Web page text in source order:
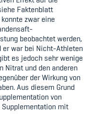
Faktenblatt
zwar eine
beobachtet werden,
er war bei Nicht-Athleten
es jedoch sehr wenige
Nitrat und den anderen
der Wirkung von
Aus diesem Grund
von
mit